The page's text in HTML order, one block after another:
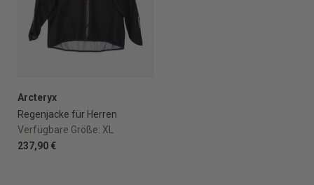
Arcteryx
Regenjacke für Herren
Verfügbare Größe: XL
237,90 €